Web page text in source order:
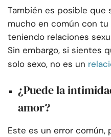
También es posible que
mucho en común con
teniendo relaciones
Sin embargo, si sientes
solo sexo, no es un
¿Puede la
amor?
Este es un error común,